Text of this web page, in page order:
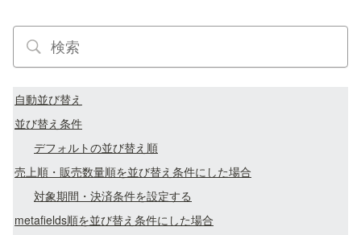
自動並び替え
並び替え条件
デフォルトの並び替え順
売上順・販売数量順を並び替え条件にした場合
対象期間・決済条件を設定する
metafields順を並び替え条件にした場合